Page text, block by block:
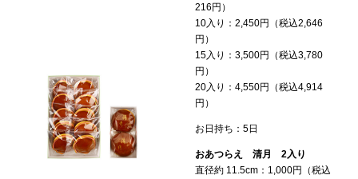
216円）
10入り：2,450円（税込2,646
円）
15入り：3,500円（税込3,780
円）
20入り：4,550円（税込4,914
円）
お日持ち：5日
おあつらえ 清月 2入り
直径約 11.5cm：1,000円（税込